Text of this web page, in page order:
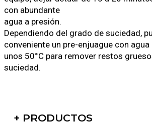
con abundante
agua a presión.
Dependiendo del grado de suciedad,
conveniente un pre-enjuague con agua
unos 50°C para remover restos
suciedad.
+ PRODUCTOS